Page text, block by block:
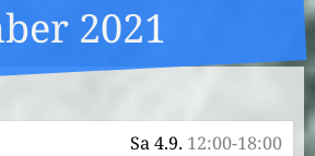
2021
Sa 4.9. 12:00-18:00